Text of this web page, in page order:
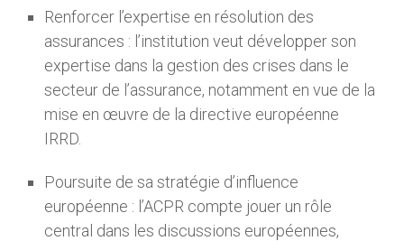
Renforcer l’expertise en résolution des
assurances : l’institution veut développer son
expertise dans la gestion des crises dans le
secteur de l’assurance, notamment en vue de la
mise en œuvre de la directive européenne
IRRD.
Poursuite de sa stratégie d’influence
européenne : l’ACPR compte jouer un rôle
central dans les discussions européennes,